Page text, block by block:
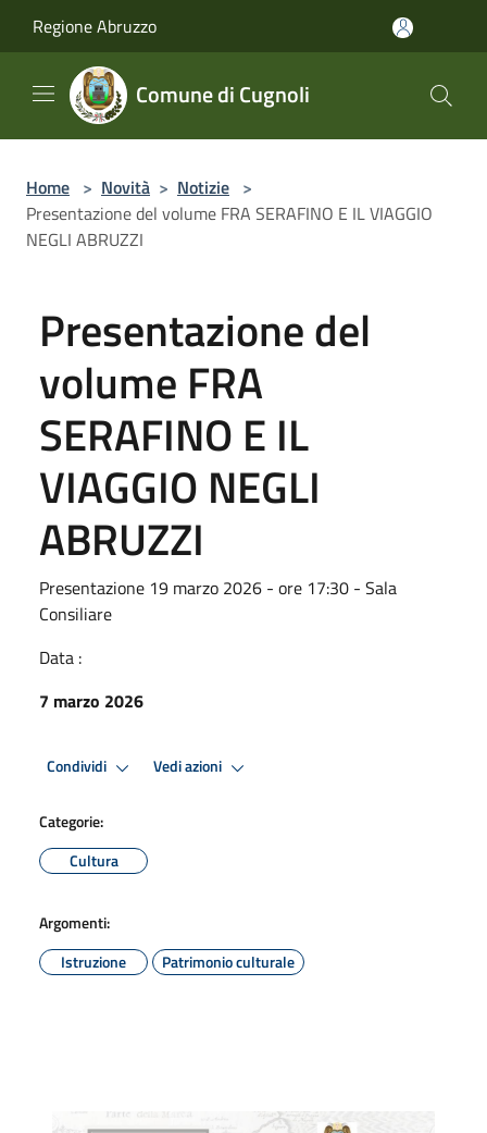
Regione Abruzzo
Comune di Cugnoli
Home > Novità > Notizie >
Presentazione del volume FRA SERAFINO E IL VIAGGIO
NEGLI ABRUZZI
Presentazione del
volume FRA
SERAFINO E IL
VIAGGIO NEGLI
ABRUZZI
Presentazione 19 marzo 2026 - ore 17:30 - Sala
Consiliare
Data :
7 marzo 2026
Condividi Vedi azioni
Categorie:
Cultura
Argomenti:
Istruzione
Patrimonio culturale